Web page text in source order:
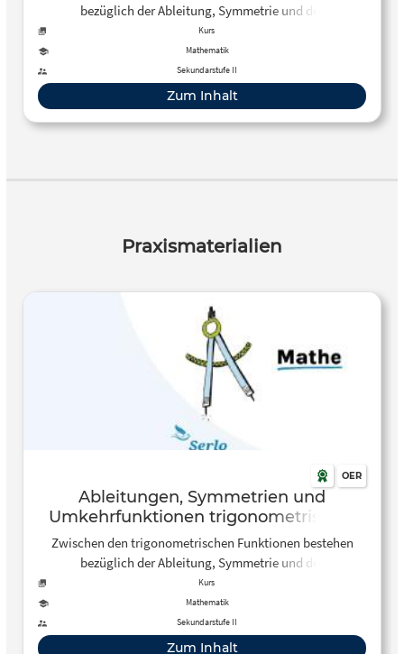
bezüglich der Ableitung, Symmetrie und der
Umkehrfunktion gewisse Beziehungen, die hier
übersichtlich in einer Tabelle dargestellt werden.
Kurs
Mathematik
Sekundarstufe II
Zum Inhalt
Praxismaterialien
OER
Ableitungen, Symmetrien und
Umkehrfunktionen trigonometrischer
Funktionen
Zwischen den trigonometrischen Funktionen bestehen
bezüglich der Ableitung, Symmetrie und der
Umkehrfunktion gewisse Beziehungen, die hier
übersichtlich in einer Tabelle dargestellt werden.
Kurs
Mathematik
Sekundarstufe II
Zum Inhalt